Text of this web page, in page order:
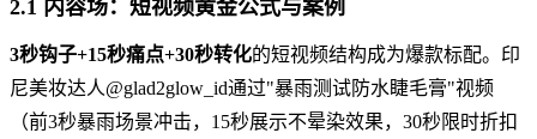
2.1 内容场：短视频黄金公式与案例
3秒钩子+15秒痛点+30秒转化的短视频结构成为爆款标配。印
尼美妆达人@glad2glow_id通过"暴雨测试防水睫毛膏"视频
（前3秒暴雨场景冲击，15秒展示不晕染效果，30秒限时折扣